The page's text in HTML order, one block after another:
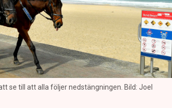
se till att alla följer nedstängningen. Bild: Joel